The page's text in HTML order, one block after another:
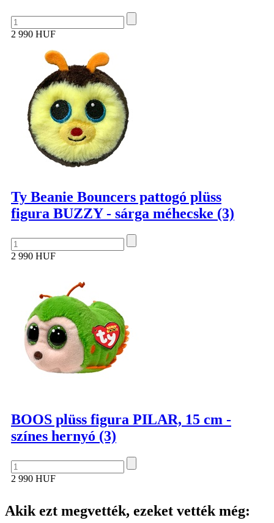
2 990 HUF
Ty Beanie Bouncers pattogó plüss
figura BUZZY - sárga méhecske (3)
2 990 HUF
BOOS plüss figura PILAR, 15 cm -
színes hernyó (3)
2 990 HUF
Akik ezt megvették, ezeket vették még: